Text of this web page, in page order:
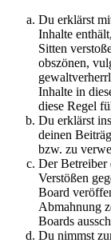
Du erklärst
Inhalte
Sitten
obszönen,
Inhalte in
diese Regel
Du erklärst
deinen
bzw. zu
Der Betreiber
Verstößen
Board
Abmahnung
Boards
Du nimmst